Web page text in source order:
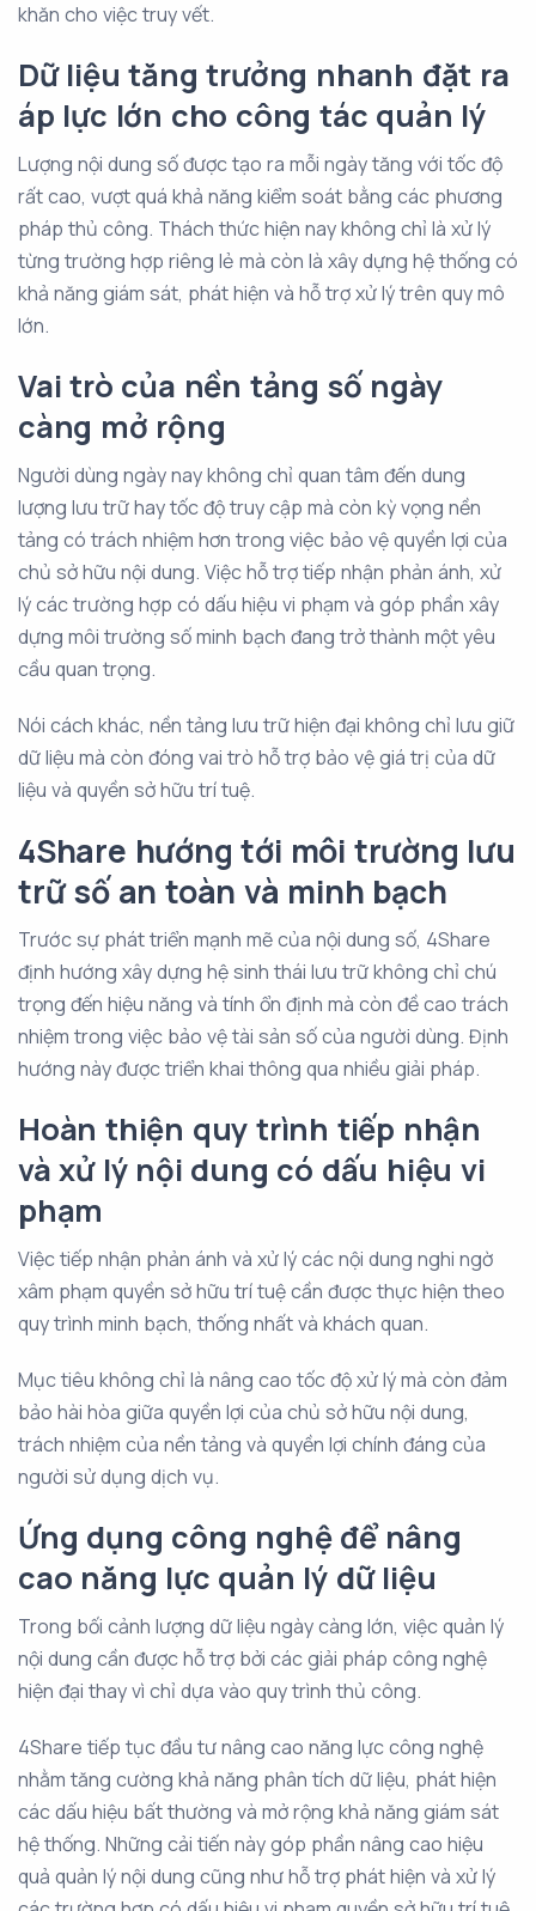
khăn cho việc truy vết.
Dữ liệu tăng trưởng nhanh đặt ra
áp lực lớn cho công tác quản lý
Lượng nội dung số được tạo ra mỗi ngày tăng với tốc độ
rất cao, vượt quá khả năng kiểm soát bằng các phương
pháp thủ công. Thách thức hiện nay không chỉ là xử lý
từng trường hợp riêng lẻ mà còn là xây dựng hệ thống có
khả năng giám sát, phát hiện và hỗ trợ xử lý trên quy mô
lớn.
Vai trò của nền tảng số ngày
càng mở rộng
Người dùng ngày nay không chỉ quan tâm đến dung
lượng lưu trữ hay tốc độ truy cập mà còn kỳ vọng nền
tảng có trách nhiệm hơn trong việc bảo vệ quyền lợi của
chủ sở hữu nội dung. Việc hỗ trợ tiếp nhận phản ánh, xử
lý các trường hợp có dấu hiệu vi phạm và góp phần xây
dựng môi trường số minh bạch đang trở thành một yêu
cầu quan trọng.
Nói cách khác, nền tảng lưu trữ hiện đại không chỉ lưu giữ
dữ liệu mà còn đóng vai trò hỗ trợ bảo vệ giá trị của dữ
liệu và quyền sở hữu trí tuệ.
4Share hướng tới môi trường lưu
trữ số an toàn và minh bạch
Trước sự phát triển mạnh mẽ của nội dung số, 4Share
định hướng xây dựng hệ sinh thái lưu trữ không chỉ chú
trọng đến hiệu năng và tính ổn định mà còn đề cao trách
nhiệm trong việc bảo vệ tài sản số của người dùng. Định
hướng này được triển khai thông qua nhiều giải pháp.
Hoàn thiện quy trình tiếp nhận
và xử lý nội dung có dấu hiệu vi
phạm
Việc tiếp nhận phản ánh và xử lý các nội dung nghi ngờ
xâm phạm quyền sở hữu trí tuệ cần được thực hiện theo
quy trình minh bạch, thống nhất và khách quan.
Mục tiêu không chỉ là nâng cao tốc độ xử lý mà còn đảm
bảo hài hòa giữa quyền lợi của chủ sở hữu nội dung,
trách nhiệm của nền tảng và quyền lợi chính đáng của
người sử dụng dịch vụ.
Ứng dụng công nghệ để nâng
cao năng lực quản lý dữ liệu
Trong bối cảnh lượng dữ liệu ngày càng lớn, việc quản lý
nội dung cần được hỗ trợ bởi các giải pháp công nghệ
hiện đại thay vì chỉ dựa vào quy trình thủ công.
4Share tiếp tục đầu tư nâng cao năng lực công nghệ
nhằm tăng cường khả năng phân tích dữ liệu, phát hiện
các dấu hiệu bất thường và mở rộng khả năng giám sát
hệ thống. Những cải tiến này góp phần nâng cao hiệu
quả quản lý nội dung cũng như hỗ trợ phát hiện và xử lý